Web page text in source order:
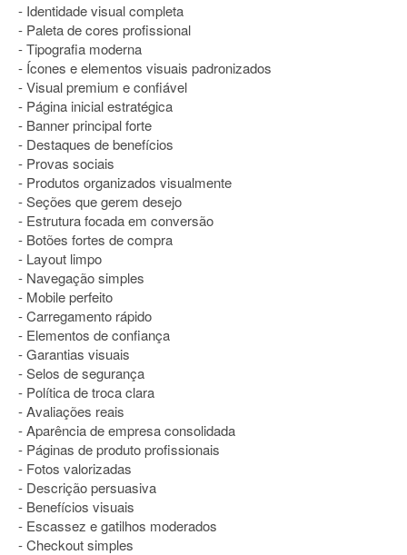
- Identidade visual completa
- Paleta de cores profissional
- Tipografia moderna
- Ícones e elementos visuais padronizados
- Visual premium e confiável
- Página inicial estratégica
- Banner principal forte
- Destaques de benefícios
- Provas sociais
- Produtos organizados visualmente
- Seções que gerem desejo
- Estrutura focada em conversão
- Botões fortes de compra
- Layout limpo
- Navegação simples
- Mobile perfeito
- Carregamento rápido
- Elementos de confiança
- Garantias visuais
- Selos de segurança
- Política de troca clara
- Avaliações reais
- Aparência de empresa consolidada
- Páginas de produto profissionais
- Fotos valorizadas
- Descrição persuasiva
- Benefícios visuais
- Escassez e gatilhos moderados
- Checkout simples